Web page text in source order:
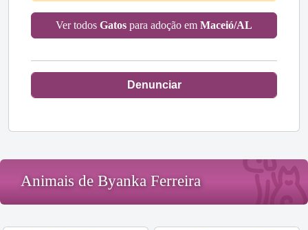
Ver todos Gatos para adoção em Maceió/AL
Denunciar
Animais de Byanka Ferreira